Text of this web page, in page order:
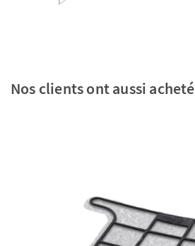
Nos clients ont aussi acheté